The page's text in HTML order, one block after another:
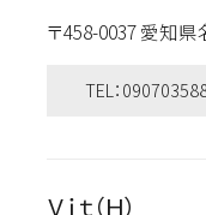
〒458-0037 愛知
TEL：
Ｖｉｔ（Ｈ）